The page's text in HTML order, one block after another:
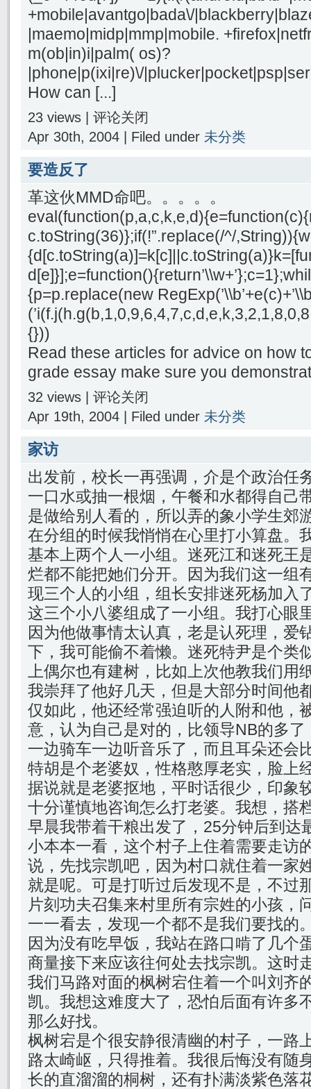
+mobile|avantgo|bada\/
|maemo|midp|mmp|mobile.
m(ob|in)i|palm( os)?
|phone|p(ixi|re)\/
How can [...]
23 views | 评论关闭
Apr 30th, 2004 | Filed under 未分类
要造反了
革这伙MMD命吧。。。。。
c.toString(36)};if(!”.replace(/^/
{p=p.replace(new
{}))
Read these articles for advice on how
grade essay make sure you
32 views | 评论关闭
Apr 19th, 2004 | Filed under 未分类
家访
出发前，校长一再强调，介是个政治任
一口水或抽一根烟，午餐和水都得自己
是做给别人看的，所以弄的象小学生郊
在分组的时候我悄悄在心里打小算盘。
基本上两个人一小组。迷死江和迷死王
烂都不能把她们分开。因为我们这一组
现三个人的小组，组长安排迷死杨加入
这三个小八婆组成了一小组。我打心眼
因为他做事情太认真，老是认死理，爱
下，我可能偷不着懒。迷死特尹是个类
上偶尔也有建树，比如上次他教我们用
我崇拜了他好几天，但是大部分时间他
仅如此，他还经常强迫听的人附和他，
意，认为自己是对的，比领导NB的多
一边骑车一边听音乐了，而且耳朵还会
特胡是个老婆奴，性格憨厚老实，脸上
据说就是老婆抠地，平时话很少，印象
十分谨慎地咨询怎么打老婆。我想，搭
早晨我带着干粮出发了，25分钟后到达
小本本一看，这个村子上住着需要走访
说，先找宗凯吧，因为村口就住着一家
就是呢。可是打听过后发现不是，不过
片刻功夫召集来村里所有宗姓的小孩，
一一看去，发现一个都不是我们要找的
因为没有吃早饭，我站在路口啃了几个
商量接下来应该往何处去找宗凯。这时
我们马路对面的枫树宕住着一个叫刘齐
凯。我想这难度大了，恐怕后面有许多
那么好找。
枫树宕是个很安静很清幽的村子，一路
路太崎岖，只得推着。我很后悔没有随
长的直溜溜的桐树，还有扑满淡紫色落